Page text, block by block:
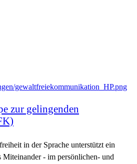
zur gelingenden
in der Sprache unterstützt ein
Miteinander - im persönlichen- und